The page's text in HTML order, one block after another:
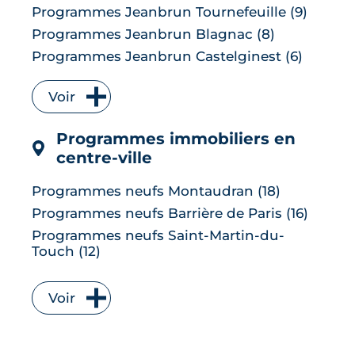
Programmes Jeanbrun Tournefeuille (9)
Programmes Jeanbrun Blagnac (8)
Programmes Jeanbrun Castelginest (6)
Programmes Jeanbrun L'Union (6)
Programmes Jeanbrun Quint-
Fonsegrives (6)
Programmes Jeanbrun Bruguières (5)
Programmes Jeanbrun Saint-Orens-de-
Programmes Jeanbrun Auzeville-Tolosane
(4)
Programmes Jeanbrun Muret (4)
Programmes Jeanbrun Ramonville-Saint-
Programmes Jeanbrun Balma (3)
Programmes neufs Baziège (3)
Voir
Programmes immobiliers en
centre-ville
Programmes neufs Montaudran (18)
Programmes neufs Barrière de Paris (16)
Programmes neufs Saint-Martin-du-
Touch (12)
Programmes neufs Saint Cyprien (10)
Programmes neufs Lardenne (8)
Voir